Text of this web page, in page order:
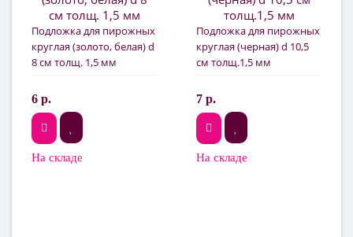
Подложка для пирожных
круглая (золото, белая) d
8 см толщ. 1,5 мм
6 р.
На складе
Подложка для пирожных
круглая (черная) d 10,5
см толщ.1,5 мм
7 р.
На складе